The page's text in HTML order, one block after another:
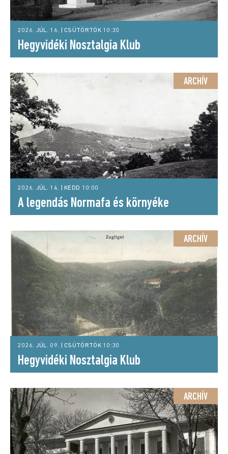
2026. JÚL. 16. | CSÜTÖRTÖK 10:30
Hegyvidéki Nosztalgia Klub
ARCHÍV
2026. JÚL. 14. | KEDD 10:00
A legendás Normafa és környéke
ARCHÍV
2026. JÚL. 09. | CSÜTÖRTÖK 10:30
Hegyvidéki Nosztalgia Klub
ARCHÍV